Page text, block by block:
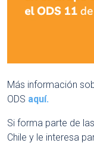
Más información
ODS aquí.
Si forma parte de
Chile y le interesa